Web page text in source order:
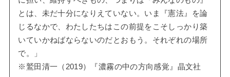
とは、未だ十分になりえていない。いま『憲法』を論
じるなかで、わたしたちはこの前提をこそしっかり築
いていかねばならないのだとおもう。それぞれの場所
で。」
※鷲田清一（2019）『濃霧の中の方向感覚』晶文社